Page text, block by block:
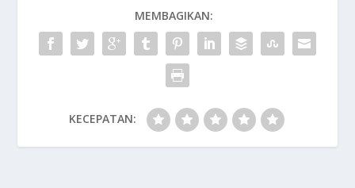
MEMBAGIKAN:
KECEPATAN: